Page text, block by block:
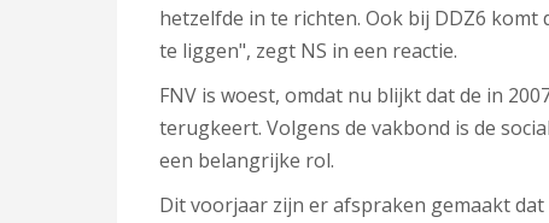
hetzelfde in te richten. Ook bij DDZ6
te liggen", zegt NS in een reactie.
FNV is woest, omdat nu blijkt dat de in
terugkeert. Volgens de vakbond is de
een belangrijke rol.
Dit voorjaar zijn er afspraken gemaakt